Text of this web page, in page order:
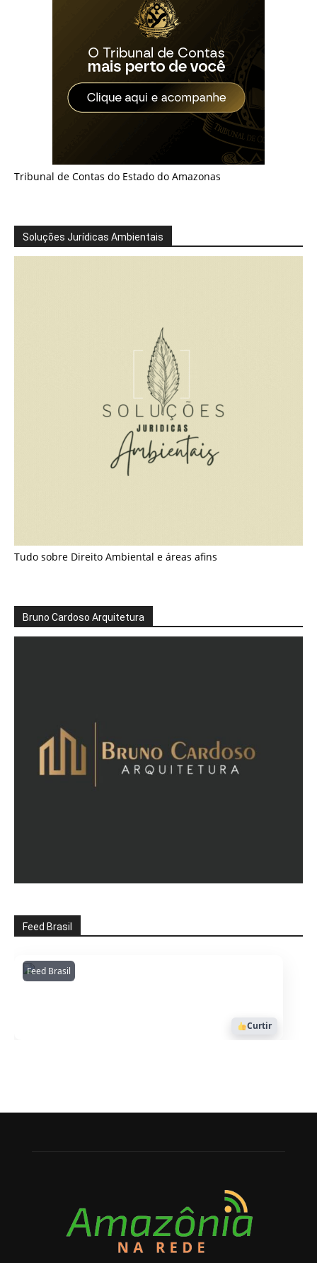
Tribunal de Contas do Estado do Amazonas
Soluções Jurídicas Ambientais
Tudo sobre Direito Ambiental e áreas afins
Bruno Cardoso Arquitetura
Feed Brasil
Feed BrasilAmazonianarede
1053
Curtir